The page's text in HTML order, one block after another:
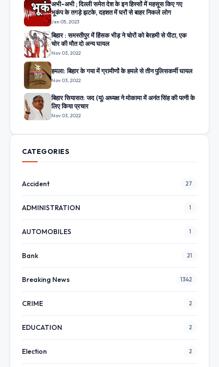
अभी-अभी ; दिल्ली समेत देश के इन हिस्सों में महसूस किए गए
भूकंप के तगड़े झटके, दहशत में घरों से बाहर निकले लोग
Jan 05, 2023
बिहार : समस्तीपुर में हिंसक भीड़ ने चोरों को बेरहमी से पीटा, एक
चोर की मौत दो अन्य घायल
Nov 03, 2022
हमला: बिहार के गया में ग्रामीणों के हमले से तीन पुलिसकर्मी घायल
Nov 03, 2022
बिहार सियासत: जद (यू) अध्यक्ष ने मोकामा में अनंत सिंह की पत्नी के
लिए किया प्रचार
Nov 03, 2022
CATEGORIES
Accident 27
ADMINISTRATION 1
AUTOMOBILES 1
Bank 21
Breaking News 1342
CRIME 2
EDUCATION 2
Election 2